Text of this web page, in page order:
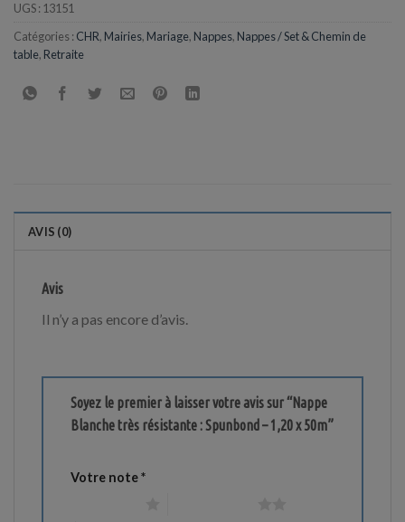
UGS : 13151
Catégories : CHR, Mairies, Mariage, Nappes, Nappes / Set & Chemin de
table, Retraite
AVIS (0)
Avis
Il n’y a pas encore d’avis.
Soyez le premier à laisser votre avis sur “Nappe
Blanche très résistante : Spunbond – 1,20 x 50m”
Votre note*